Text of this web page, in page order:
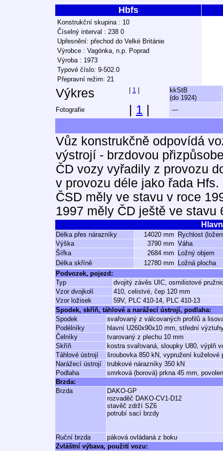
Hbfs
Konstrukční skupina : 10
Číselný interval : 238 0
Upřesnění: přechod do Velké Británie
Výrobce : Vagónka, n.p. Poprad
Výroba : 1973
Typové číslo: 9-502.0
Přepravní režim: 21
Výkres 1
kkStB
(do 1924)
Fotografie
1 —
Vůz konstrukčně odpovídá
výstrojí - brzdovou
ČD vozy vyřadily z provozu
v provozu déle jako řada Hfs.
ČSD měly ve stavu v roce
1997 měly ČD ještě ve stavu
Délka přes nárazníky 14020 mm
Rychlost
Výška
3790 mm Váha
Šířka
2684 mm
Ložný objem
Délka skříně
12780 mm
Ložná plocha
Podvozek, pojezd:
Typ
dvojitý závěs UIC, osmilistové
Vzor dvojkolí
410, celistvé, čep 120 mm
Vzor ložisek
59V, PLC 410-14, PLC 410-13
Spodek, skříň, táhlové a narážecí ústrojí, podlaha:
Spodek
svařovaný z válcovaných profilů a
Podélníky
hlavní U260x90x10 mm, střední
Čelníky
tvarovaný z plechu 10 mm
Skříň
kostra svařovaná, sloupky U80, výplň
Táhlové ústrojí
šroubovka 850 kN, vypružení kuželové
Narážecí ústrojí
trubkové nárazníky 350 kN
Podlaha
smrková (borová) prkna 45 mm,
Brzda:
Brzda
DAKO-GP
rozvaděč DAKO-CV1-D12
stavěč zdrží SZ6
potrubí sací brzdy
Ruční brzda
páková ovládaná z boku
Zvláštní výbava, použití vozu: